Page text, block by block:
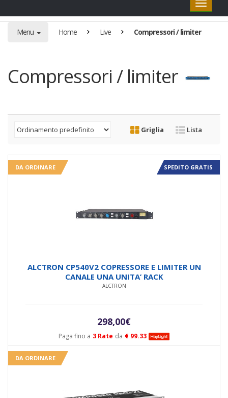
Pulsanti
di
Menu Home Live Compressori / limiter
Compressori / limiter
Griglia Lista
DA ORDINARE SPEDITO GRATIS
Paga fino a 3 Rate da € 99.33
ALCTRON CP540V2 COPRESSORE E LIMITER UN
CANALE UNA UNITA’ RACK
ALCTRON
298,00€
DA ORDINARE